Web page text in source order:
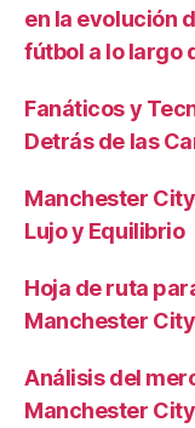
en la evolución
fútbol a lo largo
Fanáticos y
Detrás de las
Manchester
Lujo y Equilibrio
Hoja de ruta
Manchester
Análisis del
Manchester